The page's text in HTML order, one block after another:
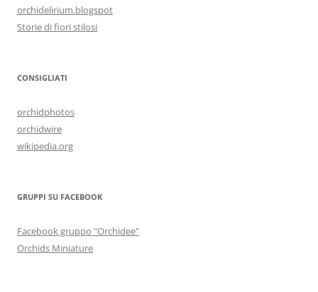
orchidelirium.blogspot
Storie di fiori stilosi
CONSIGLIATI
orchidphotos
orchidwire
wikipedia.org
GRUPPI SU FACEBOOK
Facebook gruppo "Orchidee"
Orchids Miniature